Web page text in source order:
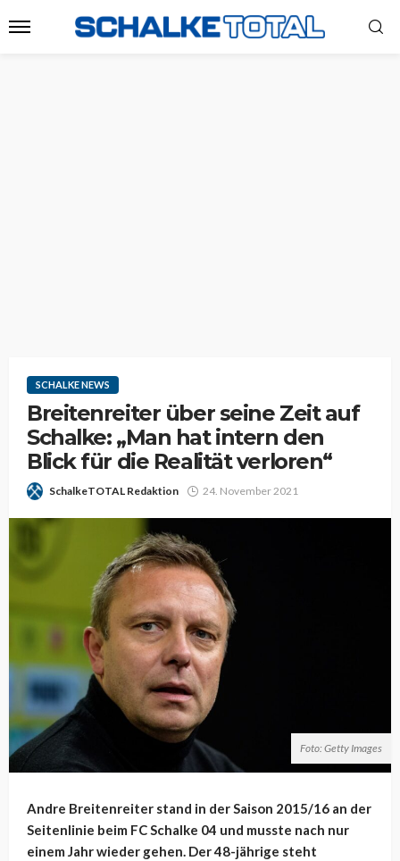
SCHALKE NEWS
Breitenreiter über seine Zeit auf
Schalke: „Man hat intern den
Blick für die Realität verloren“
SchalkeTOTAL Redaktion 24. November 2021
Foto: Getty Images
Andre Breitenreiter stand in der Saison 2015/16 an der
Seitenlinie beim FC Schalke 04 und musste nach nur
einem Jahr wieder gehen. Der 48-jährige steht